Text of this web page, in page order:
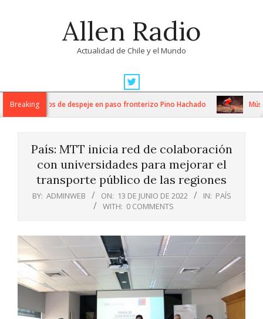
Allen Radio
Actualidad de Chile y el Mundo
Navigation
MenuBreaking
trabajos de despeje en paso fronterizo Pino Hachado
País: MTT inicia red de colaboración
con universidades para mejorar el
transporte público de las regiones
BY: ADMINWEB ON: 13 DE JUNIO DE 2022 IN: PAÍS
WITH: 0 COMMENTS